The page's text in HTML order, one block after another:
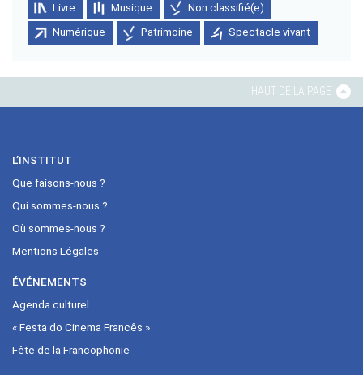
Livre Musique Non classifié(e)
Numérique Patrimoine Spectacle vivant
HAUT DE LA PAGE
L’INSTITUT
Que faisons-nous ?
Qui sommes-nous ?
Où sommes-nous ?
Mentions Légales
ÉVÉNEMENTS
Agenda culturel
« Festa do Cinema Francês »
Fête de la Francophonie